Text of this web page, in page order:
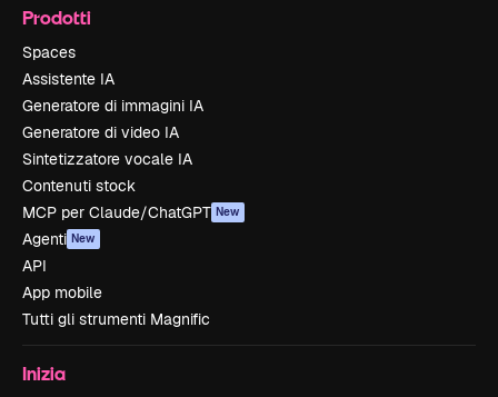
Prodotti
Spaces
Assistente IA
Generatore di immagini IA
Generatore di video IA
Sintetizzatore vocale IA
Contenuti stock
MCP per Claude/ChatGPT New
Agenti New
API
App mobile
Tutti gli strumenti Magnific
Inizia